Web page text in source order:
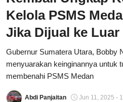
Total Sports
Contact
Pedoman Media Siber
Kelola PSMS
Jika Dijual ke
Gubernur Sumatera Utara, Bobby
menyuarakan keinginannya untuk
membenahi PSMS Medan
Abdi Panjaitan Jun 11, 2025 -